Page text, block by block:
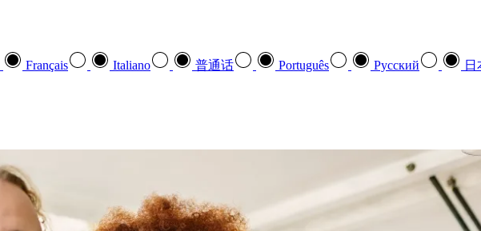
Français Italiano 普通话 Português Pусский 日